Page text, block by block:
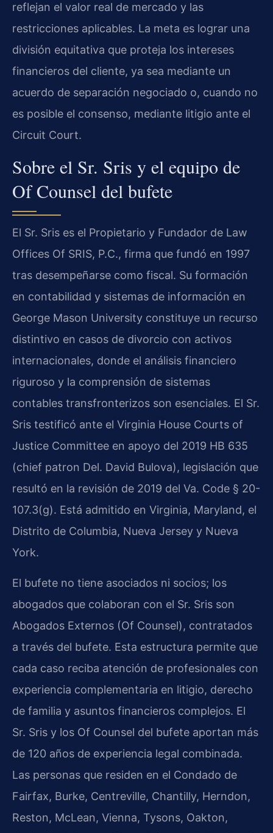
reflejan el valor real de mercado y las
restricciones aplicables. La meta es lograr una
división equitativa que proteja los intereses
financieros del cliente, ya sea mediante un
acuerdo de separación negociado o, cuando no
es posible el consenso, mediante litigio ante el
Circuit Court.
Sobre el Sr. Sris y el equipo de
Of Counsel del bufete
El Sr. Sris es el Propietario y Fundador de Law
Offices Of SRIS, P.C., firma que fundó en 1997
tras desempeñarse como fiscal. Su formación
en contabilidad y sistemas de información en
George Mason University constituye un recurso
distintivo en casos de divorcio con activos
internacionales, donde el análisis financiero
riguroso y la comprensión de sistemas
contables transfronterizos son esenciales. El Sr.
Sris testificó ante el Virginia House Courts of
Justice Committee en apoyo del 2019 HB 635
(chief patron Del. David Bulova), legislación que
resultó en la revisión de 2019 del Va. Code § 20-
107.3(g). Está admitido en Virginia, Maryland, el
Distrito de Columbia, Nueva Jersey y Nueva
York.
El bufete no tiene asociados ni socios; los
abogados que colaboran con el Sr. Sris son
Abogados Externos (Of Counsel), contratados
a través del bufete. Esta estructura permite que
cada caso reciba atención de profesionales con
experiencia complementaria en litigio, derecho
de familia y asuntos financieros complejos. El
Sr. Sris y los Of Counsel del bufete aportan más
de 120 años de experiencia legal combinada.
Las personas que residen en el Condado de
Fairfax, Burke, Centreville, Chantilly, Herndon,
Reston, McLean, Vienna, Tysons, Oakton,